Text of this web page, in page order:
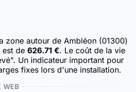
zone autour de Ambléon (01300)
est de 626.71 €. Le coût de la vie
Un indicateur important pour
fixes lors d'une installation.
WEB